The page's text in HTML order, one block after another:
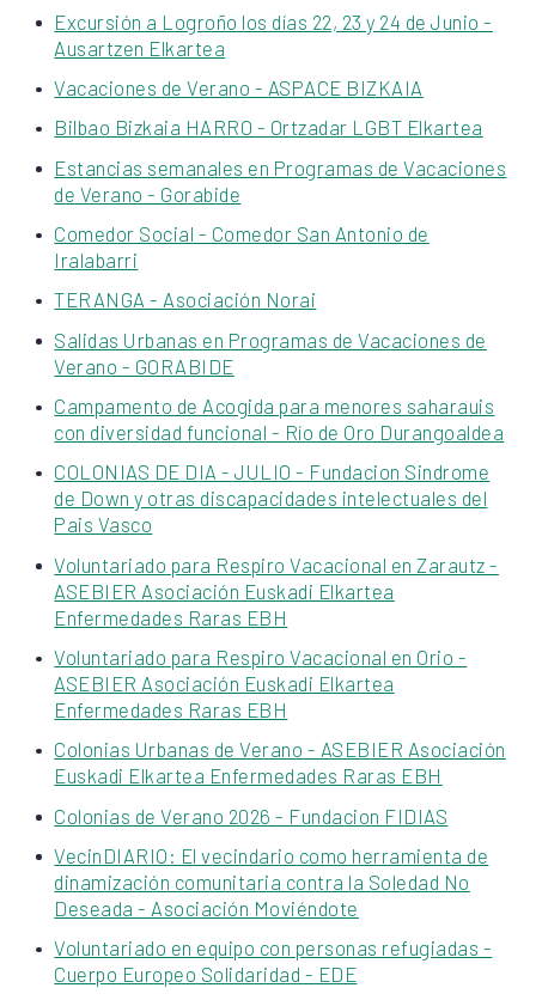
Excursión a Logroño los días 22, 23 y 24 de Junio -
Ausartzen Elkartea
Vacaciones de Verano - ASPACE BIZKAIA
Bilbao Bizkaia HARRO - Ortzadar LGBT Elkartea
Estancias semanales en Programas de Vacaciones
de Verano - Gorabide
Comedor Social - Comedor San Antonio de
Iralabarri
TERANGA - Asociación Norai
Salidas Urbanas en Programas de Vacaciones de
Verano - GORABIDE
Campamento de Acogida para menores saharauis
con diversidad funcional - Río de Oro Durangoaldea
COLONIAS DE DIA - JULIO - Fundacion Sindrome
de Down y otras discapacidades intelectuales del
Pais Vasco
Voluntariado para Respiro Vacacional en Zarautz -
ASEBIER Asociación Euskadi Elkartea
Enfermedades Raras EBH
Voluntariado para Respiro Vacacional en Orio -
ASEBIER Asociación Euskadi Elkartea
Enfermedades Raras EBH
Colonias Urbanas de Verano - ASEBIER Asociación
Euskadi Elkartea Enfermedades Raras EBH
Colonias de Verano 2026 - Fundacion FIDIAS
VecinDIARIO: El vecindario como herramienta de
dinamización comunitaria contra la Soledad No
Deseada - Asociación Moviéndote
Voluntariado en equipo con personas refugiadas -
Cuerpo Europeo Solidaridad - EDE